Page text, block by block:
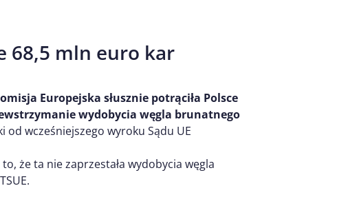
68,5 mln euro kar
Europejska słusznie potrąciła Polsce
wydobycia węgla brunatnego
od wcześniejszego wyroku Sądu UE
to, że ta nie zaprzestała wydobycia węgla